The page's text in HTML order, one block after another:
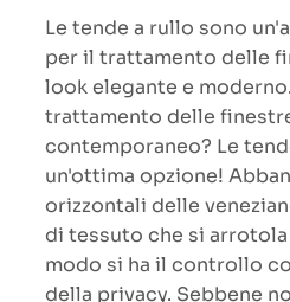
Le tende a rullo sono
per il trattamento delle
look elegante e
trattamento delle
contemporaneo? Le
un'ottima opzione!
orizzontali delle
di tessuto che si
modo si ha il controllo
della privacy. Sebbene